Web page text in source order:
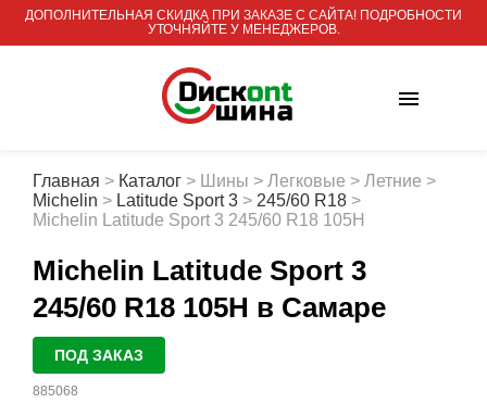
ДОПОЛНИТЕЛЬНАЯ СКИДКА ПРИ ЗАКАЗЕ С САЙТА! ПОДРОБНОСТИ
УТОЧНЯЙТЕ У МЕНЕДЖЕРОВ.
Главная > Каталог > Шины > Легковые > Летние >
Michelin > Latitude Sport 3 > 245/60 R18 >
Michelin Latitude Sport 3 245/60 R18 105H
Michelin Latitude Sport 3
245/60 R18 105H в Самаре
ПОД ЗАКАЗ
885068